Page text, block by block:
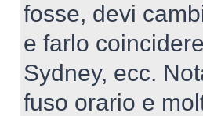
fosse, devi
e farlo
Sydney, ecc.
fuso orario e